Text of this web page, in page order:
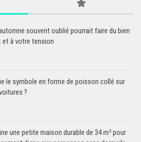
souvent oublié pourrait faire du bien
et à votre tension
le symbole en forme de poisson collé sur
?
une petite maison durable de 34 m² pour